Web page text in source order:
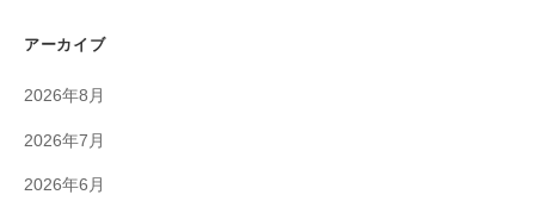
アーカイブ
2026年8月
2026年7月
2026年6月